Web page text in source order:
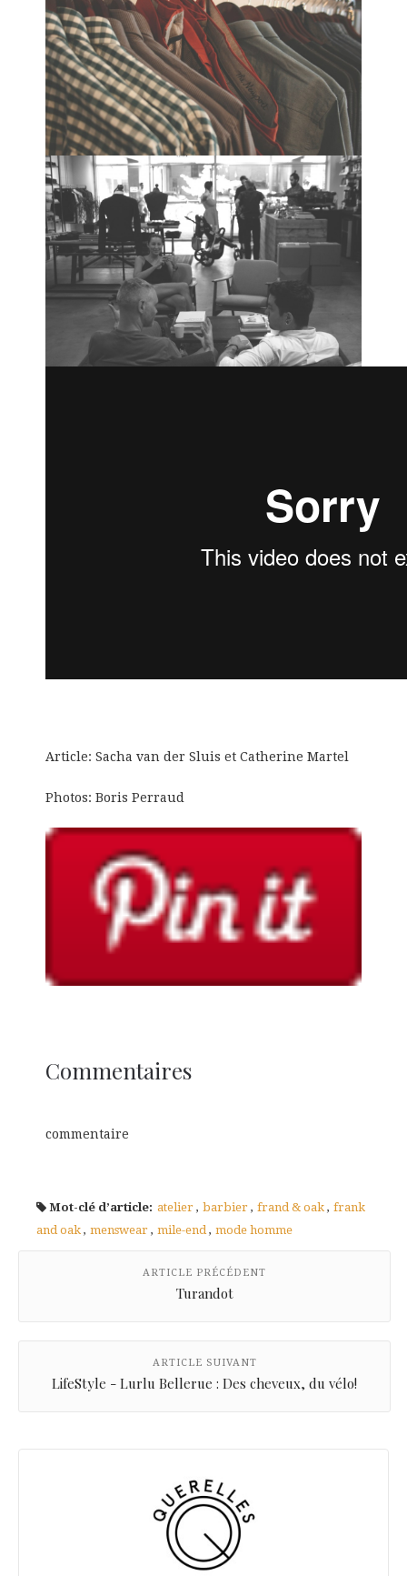
Article: Sacha van der Sluis et Catherine Martel
Photos: Boris Perraud
Commentaires
commentaire
Mot-clé d’article: atelier , barbier , frand & oak , frank
and oak , menswear , mile-end , mode homme
ARTICLE PRÉCÉDENT
Turandot
ARTICLE SUIVANT
LifeStyle - Lurlu Bellerue : Des cheveux, du vélo!